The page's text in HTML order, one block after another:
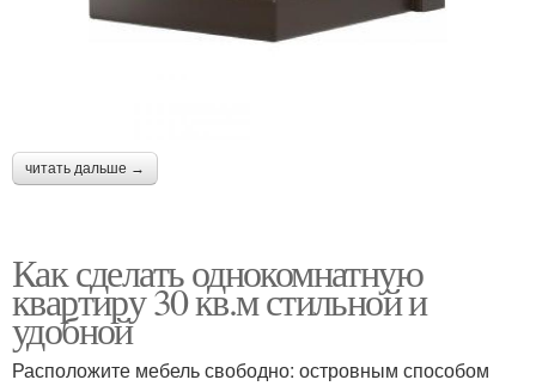
читать дальше →
Как сделать однокомнатную
квартиру 30 кв.м стильной и
удобной
Расположите мебель свободно: островным способом